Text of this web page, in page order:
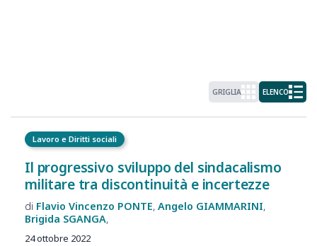
GRIGLIA ELENCO
Lavoro e Diritti sociali
Il progressivo sviluppo del sindacalismo
militare tra discontinuità e incertezze
Flavio Vincenzo PONTE Angelo GIAMMARINI
Brigida SGANGA
24 ottobre 2022